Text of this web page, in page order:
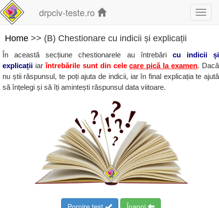
drpciv-teste.ro
Home >> (B) Chestionare cu indicii și explicații
În această secțiune chestionarele au întrebări cu indicii și
explicații iarîntrebările sunt din celecare pică la examen. Dacă
nu știi răspunsul, te poți ajuta de indicii, iar în final explicația te ajută
să înțelegi și să îți amintești răspunsul data viitoare.